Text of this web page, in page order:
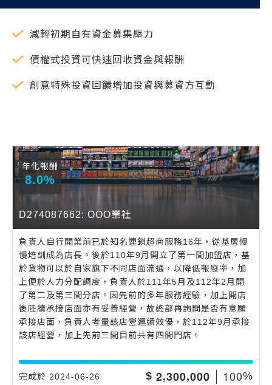
減輕初期自有資金募集壓力
債權式投資可快速回收資金與報酬
創意特殊投資回饋增加投資與募資方互動
D274087662: OOO業社
年化報酬
8.0%
負責人自行開業前已於知名連鎖超商服務16年，從基層慢
慢培訓成為店長。後於110年9月開立了第一間加盟店，基
於貨物可以於自家旗下不同店面流通，以降低報廢率，加
上便於人力分配調度，負責人於111年5月及112年2月開
了第二及第三間分店。因先前的多年服務經驗，加上開店
後陸續承接店面亦有妥善經營，故總部再詢問是否有意願
承接店面，負責人考量該店營運績效優，於112年9月承接
該店經營，加上先前三間目前共有四間門店。
完成於 2024-06-26 $ 2,300,000 100%